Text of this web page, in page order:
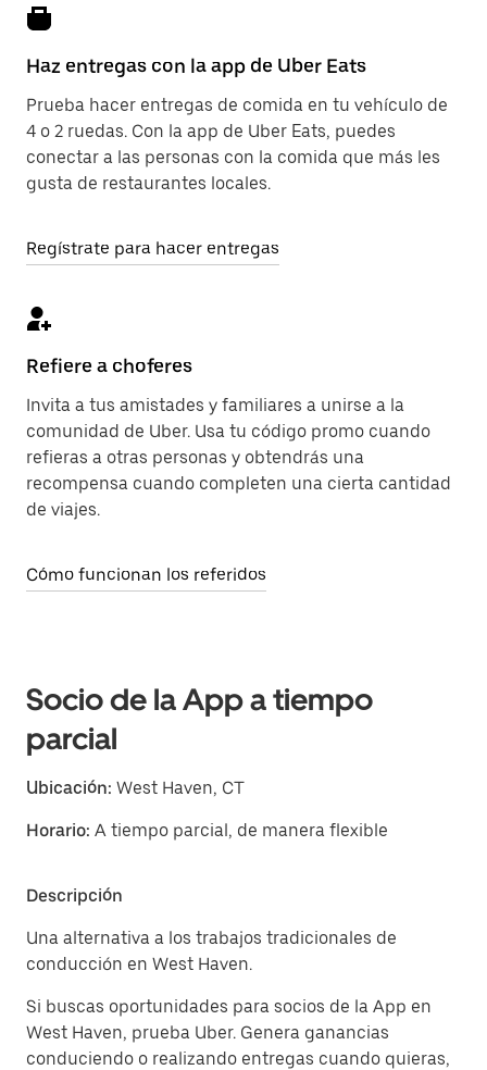
Haz entregas con la app de Uber Eats
Prueba hacer entregas de comida en tu vehículo de
4 o 2 ruedas. Con la app de Uber Eats, puedes
conectar a las personas con la comida que más les
gusta de restaurantes locales.
Regístrate para hacer entregas
Refiere a choferes
Invita a tus amistades y familiares a unirse a la
comunidad de Uber. Usa tu código promo cuando
refieras a otras personas y obtendrás una
recompensa cuando completen una cierta cantidad
de viajes.
Cómo funcionan los referidos
Socio de la App a tiempo
parcial
Ubicación: West Haven, CT
Horario: A tiempo parcial, de manera flexible
Descripción
Una alternativa a los trabajos tradicionales de
conducción en West Haven.
Si buscas oportunidades para socios de la App en
West Haven, prueba Uber. Genera ganancias
conduciendo o realizando entregas cuando quieras,